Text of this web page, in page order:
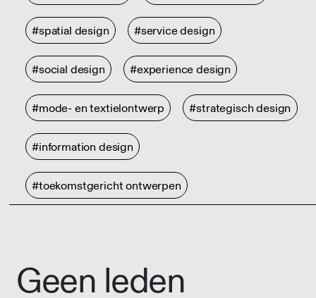
#spatial design #service design
#social design #experience design
#mode- en textielontwerp #strategisch design
#information design
#toekomstgericht ontwerpen
Geen leden